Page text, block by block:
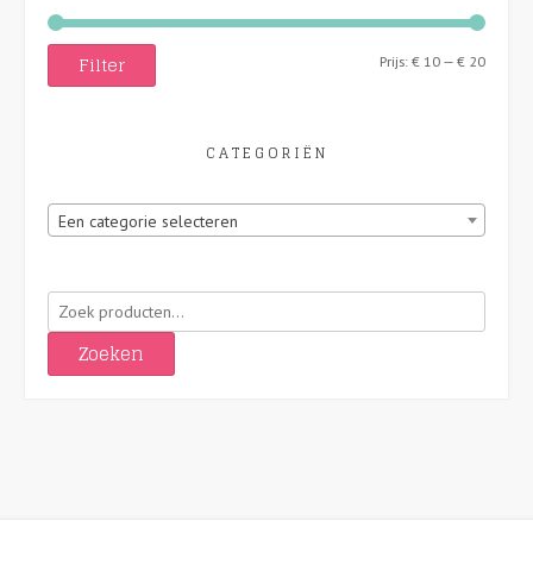
Min.
Max.
Filter Prijs: € 10 — € 20
CATEGORIËN
Een categorie selecteren
Zoeken
naar:
Zoeken